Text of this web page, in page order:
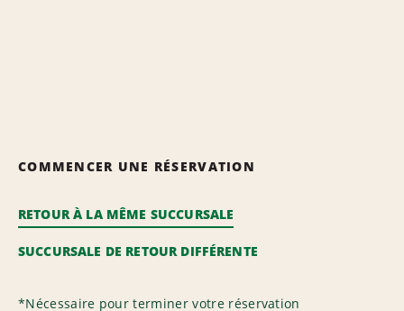
COMMENCER UNE RÉSERVATION
RETOUR À LA MÊME SUCCURSALE
SUCCURSALE DE RETOUR DIFFÉRENTE
*Nécessaire pour terminer votre réservation